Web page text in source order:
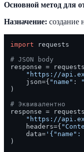
Основной метод для
Назначение: создание
import requests
# JSON body
response =
"https://
    json={
"name" :
)
# Эквивалентно
response =
"https://
    headers={
    data=
'{"name":
)